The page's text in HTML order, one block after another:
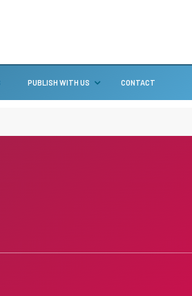
PUBLISH WITH US CONTACT